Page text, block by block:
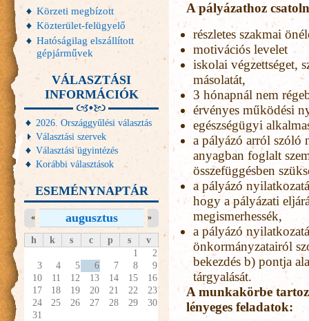
A pályázathoz
részletes szakmai
motivációs levelet
iskolai végzettséget,
másolatát,
3 hónapnál nem
érvényes működési
egészségügyi
a pályázó arról szóló
anyagban foglalt
összefüggésben
a pályázó
hogy a pályázati
megismerhessék,
a pályázó
önkormányzatairól
bekezdés b) pontja
tárgyalását.
A munkakörbe
lényeges feladatok:
Körzeti megbízott
Közterület-felügyelő
Hatóságilag elszállított
gépjárművek
VÁLASZTÁSI
INFORMÁCIÓK
2026. Országgyűlési választás
Választási szervek
Választási ügyintézés
Korábbi választások
ESEMÉNYNAPTÁR
augusztus
« »
h k s c p s
v
1
2
3
4 5 6 7 8
9
10
11 12 13 14 15
16
17
18 19 20 21 22
23
24
25 26 27 28 29
30
31